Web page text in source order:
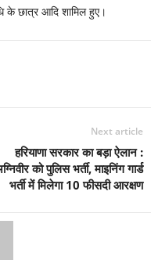
के छात्र आदि शामिल हुए।
Next article
हरियाणा सरकार का बड़ा ऐलान :
को पुलिस भर्ती, माइनिंग गार्ड
भर्ती में मिलेगा 10 फीसदी आरक्षण